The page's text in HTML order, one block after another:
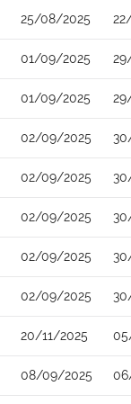
25/08/2025
01/09/2025
01/09/2025
02/09/2025
02/09/2025
02/09/2025
02/09/2025
02/09/2025
20/11/2025
08/09/2025